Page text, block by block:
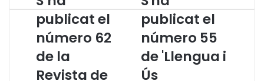
’
h
a
u
b
publicat el
número 62
de la
Revista de
'
h
a
u
b
publicat el
número 55
de 'Llengua i
Ús